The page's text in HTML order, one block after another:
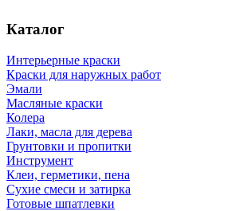
Каталог
Интерьерные краски
Краски для наружных работ
Эмали
Масляные краски
Колера
Лаки, масла для дерева
Грунтовки и пропитки
Инструмент
Клеи, герметики, пена
Сухие смеси и затирка
Готовые шпатлевки